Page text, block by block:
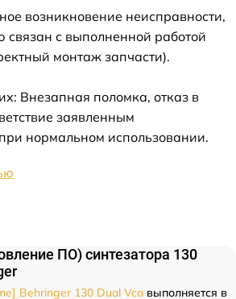
возникновение неисправности,
с выполненной работой
монтаж запчасти).
Внезапная поломка, отказ в
заявленным
нормальном использовании.
ПО) синтезатора 130
Behringer 130 Dual Vca выполняется в